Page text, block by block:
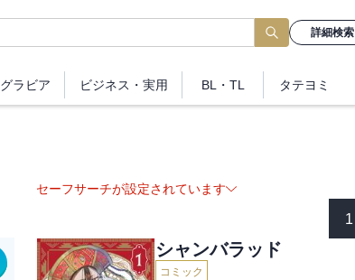
詳細検索
グラビア ビジネス ・実用 BL・TL タテヨミ
セーフサーチが設定されています
1
シャンバラッド
コミック